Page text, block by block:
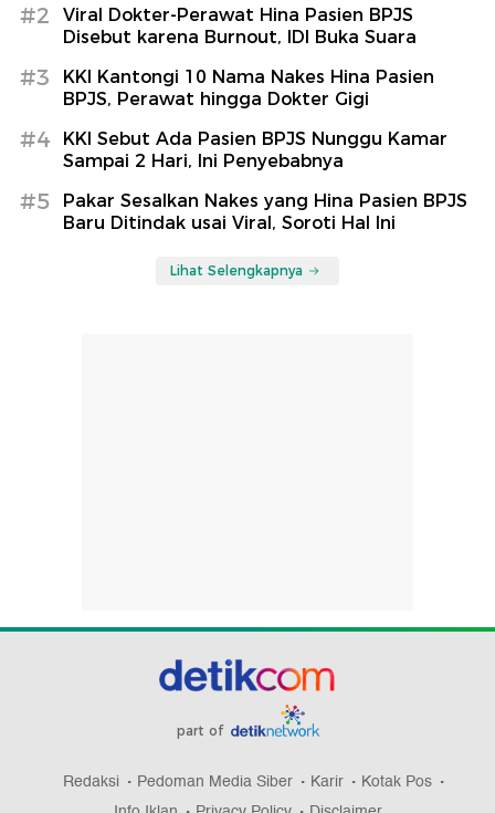
#2
Viral Dokter-Perawat Hina Pasien BPJS
Disebut karena Burnout, IDI Buka Suara
#3
KKI Kantongi 10 Nama Nakes Hina Pasien
BPJS, Perawat hingga Dokter Gigi
#4
KKI Sebut Ada Pasien BPJS Nunggu Kamar
Sampai 2 Hari, Ini Penyebabnya
#5
Pakar Sesalkan Nakes yang Hina Pasien BPJS
Baru Ditindak usai Viral, Soroti Hal Ini
Lihat Selengkapnya
part of
Redaksi Pedoman Media Siber Karir
Kotak Pos